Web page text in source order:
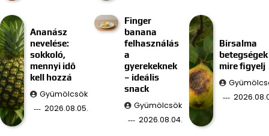
Ananász
nevelése:
sokkoló,
mennyi idő
kell hozzá
Gyümölcsök
2026.08.05.
Finger
banana
felhasználás
a
gyerekeknek
– ideális
snack
Gyümölcsök
2026.08.04.
Birsalma
betegségek
mire figyelj